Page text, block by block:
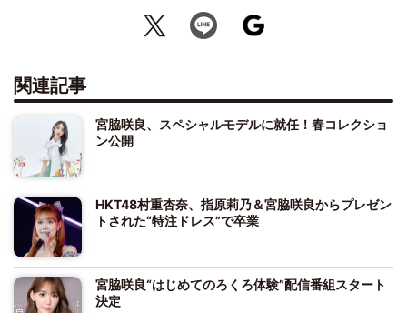
関連記事
宮脇咲良、スペシャルモデルに就任！春コレクショ
ン公開
HKT48村重杏奈、指原莉乃＆宮脇咲良からプレゼン
トされた“特注ドレス”で卒業
宮脇咲良“はじめてのろくろ体験”配信番組スタート
決定